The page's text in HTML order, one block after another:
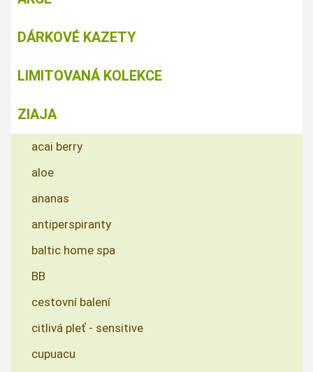
DÁRKOVÉ KAZETY
LIMITOVANÁ KOLEKCE
ZIAJA
acai berry
aloe
ananas
antiperspiranty
baltic home spa
BB
cestovní balení
citlivá pleť - sensitive
cupuacu